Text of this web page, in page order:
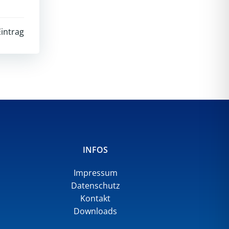
INFOS
Impressum
Datenschutz
Kontakt
Downloads